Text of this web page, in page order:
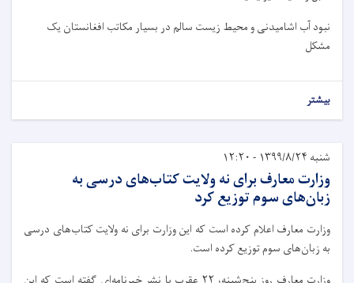
نبود آب اشامیدنی و محیط زیست سالم در بسیار مکاتب افغانستان یک
مشکل
بیشتر
شنبه ۱۳۹۹/۸/۲۴ - ۱۲:۲۰
وزارت معارف برای نه ولایت کتاب‌های درسی به
زبان‌های سوم توزیع کرد
وزارت معارف اعلام کرده است که این وزارت برای نه ولایت کتاب‌های درسی
به زبان‌های سوم توزیع کرده است.